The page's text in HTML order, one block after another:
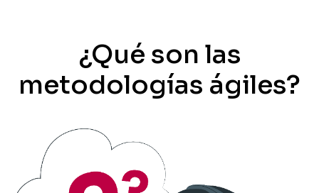
¿Qué son las
metodologías ágiles?